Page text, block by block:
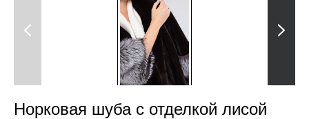
Previous Next
Норковая шуба с отделкой лисой